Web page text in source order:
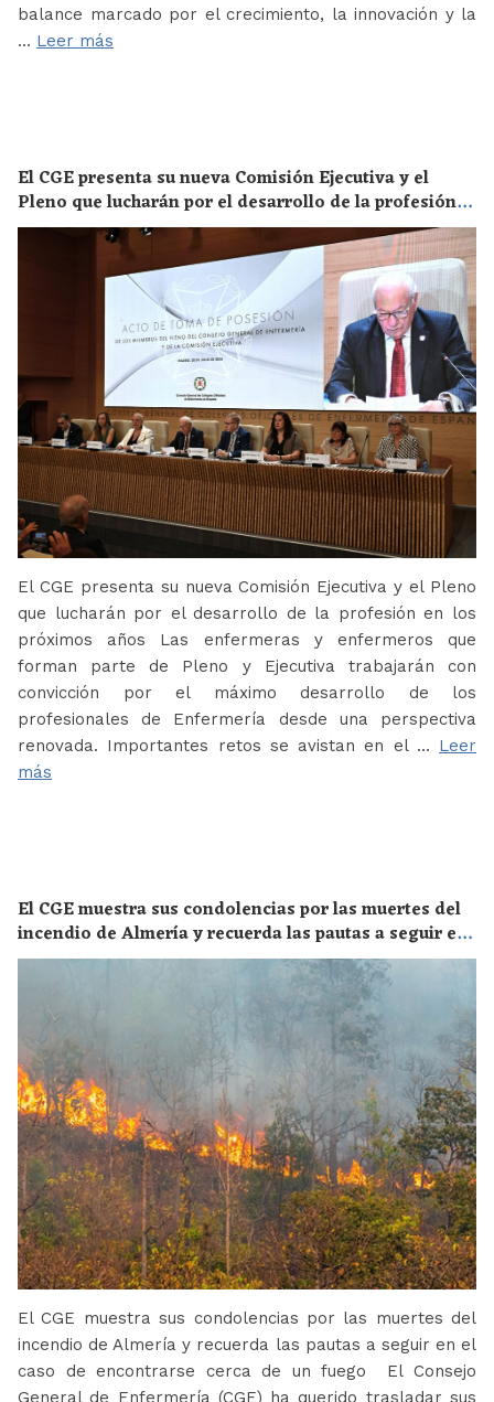
balance marcado por el crecimiento, la innovación y la
… Leer más
El CGE presenta su nueva Comisión Ejecutiva y el
Pleno que lucharán por el desarrollo de la profesión
en los próximos años
El CGE presenta su nueva Comisión Ejecutiva y el Pleno
que lucharán por el desarrollo de la profesión en los
próximos años Las enfermeras y enfermeros que
forman parte de Pleno y Ejecutiva trabajarán con
convicción por el máximo desarrollo de los
profesionales de Enfermería desde una perspectiva
renovada. Importantes retos se avistan en el … Leer
más
El CGE muestra sus condolencias por las muertes del
incendio de Almería y recuerda las pautas a seguir en
el caso de encontrarse cerca de un fuego
El CGE muestra sus condolencias por las muertes del
incendio de Almería y recuerda las pautas a seguir en el
caso de encontrarse cerca de un fuego El Consejo
General de Enfermería (CGE) ha querido trasladar sus